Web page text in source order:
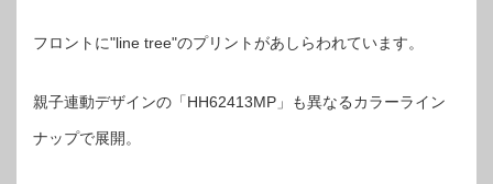
フロントに"line tree"のプリントがあしらわれています。
親子連動デザインの「HH62413MP」も異なるカラーライン
ナップで展開。